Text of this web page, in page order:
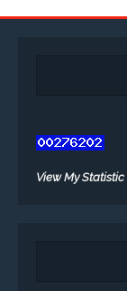
View My Statistic